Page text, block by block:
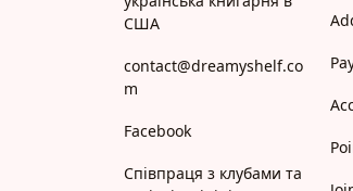
США
contact@dreamyshelf.co
m
Facebook
Співпраця з клубами та